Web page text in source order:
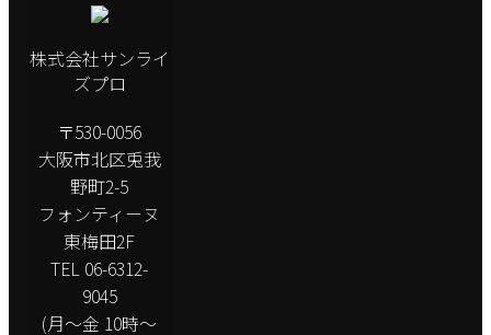
株式会社サンライ
ズプロ
〒530-0056
大阪市北区兎我
野町2-5
フォンティーヌ
東梅田2F
TEL 06-6312-
9045
(月～金 10時～